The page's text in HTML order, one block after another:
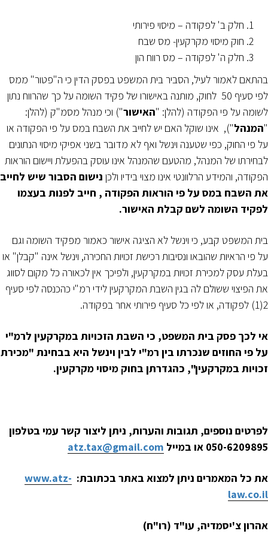
חלק ב' לפקודה – מיסוי פירותי
חוק מיסוי מקרקעין- מס שבח
חלק ה' לפקודה – מס רווח הון
בהתאם לאמור לעיל, הסביר בית המשפט בפסק הדין כי ה"פטור" ממס
לפי סעיף 50 לחוק, מותנה באישורו של פקיד השומה על כך שהרווח נתון
לשומה על פי הפקודה (להלן: "האישור") וכי מנהל מסמ"ק (להלן:
"המנהל"), אינו שוקל האם יש לחייב את השבח במס על פי הפקודה או
על פי החוק, כפי שטענה וינשל ואף לא מדובר בשני אפיקי מיסוי הנתונים
לבחירתו של המנהל, מהטעם שהמנהל אינו עוסק בהפעלת ויישום הוראות
הפקודה, והמידע הרלוונטי אינו מצוי בידיו ולכן נישום הסבור שיש לחייב
את השבח במס על פי הוראות הפקודה , חייב לפנות בעצמו
לפקיד השומה לשם קבלת האישור.
בית המשפט קבע, כי וינשל לא הציגה אישור כאמור מפקיד השומה וגם
על פי הראיות שהובאו ונסיבות רכישת זכויות החכירה, וינשל אינה "קבלן" או
בעלת עסק למכירת זכויות במקרקעין, ולפיכך אין לכאורה כל מקום לסווג
את הפיצוי ששולם לה בגין השבת המקרקעין לידי רמ"י כהכנסה לפי סעיף
2(1) לפקודה, או לפי כל סעיף פירותי אחר בפקודה.
אי לכך פסק בית המשפט, כי השבת הזכויות במקרקעין לרמ"י
על פי החוזים שנכרתו בין רמ"י לבין וינשל היא בבחינת "מכירת
זכויות במקרקעין", כהגדרתן בחוק מיסוי מקרקעין.
לפרטים נוספים, תגובות והערות, ניתן ליצור קשר עמי בטלפון
050-6209895 או במייל
atz.tax@gmail.com
את כל המאמרים ניתן למצוא באתר בכתובת: www.atz-
law.co.il
אהרון צ'יסמדיה, עו"ד (רו"ח)